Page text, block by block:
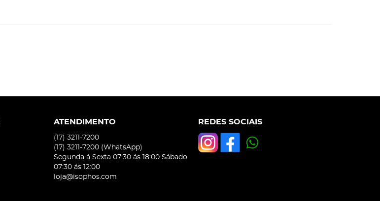
ATENDIMENTO
(17) 3211-7200
(17) 3211-7200 (WhatsApp)
Segunda á Sexta 07:30 ás 18:00 Sábado
07:30 ás 12:00
loja@isophos.com
REDES SOCIAIS